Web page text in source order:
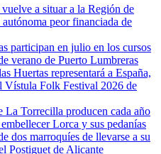
a situar a la Región de
peor financiada de
participan en julio en los cursos
verano de Puerto Lumbreras
Huertas representará a España,
Vístula Folk Festival 2026 de
Torrecilla producen cada año
Lorca y sus pedanías
dos marroquíes de llevarse a su
Postiguet de Alicante